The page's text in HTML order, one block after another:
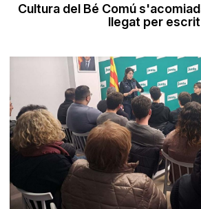
Cultura del Bé Comú
llegat per escrit